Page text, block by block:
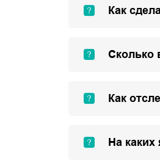
Как
Сколько
Как
На